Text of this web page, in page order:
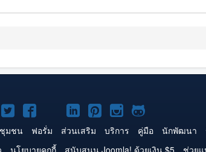
Joomla!
บน
Joomla!
บน
Joomla!
บน
Joomla!
บน
Joomla!
บน
Joomla!
บน
Joomla!
บน
ชุมชน ฟอรั่ม ส่วนเสริม บริการ คู่มือ นักพัฒนา